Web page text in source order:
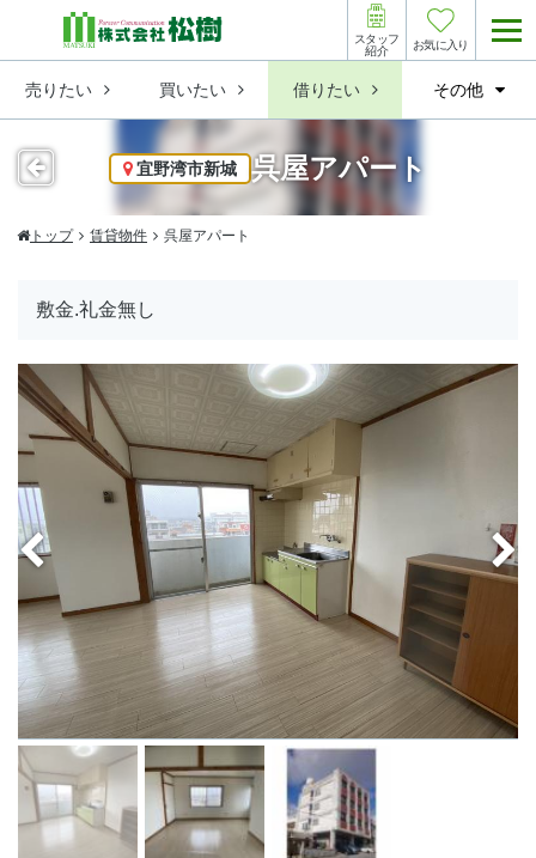
売りたい 買いたい 借りたい その他
スタッフ
紹介
お気に入り
宜野湾市新城 呉屋アパート
トップ 賃貸物件 呉屋アパート
敷金.礼金無し